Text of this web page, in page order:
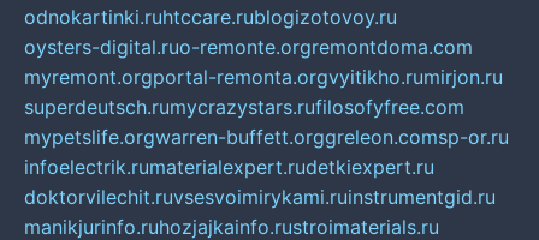
odnokartinki.ruhtccare.rublogizotovoy.ru
oysters-digital.ruo-remonte.orgremontdoma.com
myremont.orgportal-remonta.orgvyitikho.rumirjon.ru
superdeutsch.rumycrazystars.rufilosofyfree.com
mypetslife.orgwarren-buffett.orggreleon.comsp-or.ru
infoelectrik.rumaterialexpert.rudetkiexpert.ru
doktorvilechit.ruvsesvoimirykami.ruinstrumentgid.ru
manikjurinfo.ruhozjajkainfo.rustroimaterials.ru